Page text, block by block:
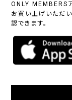
ONLY MEMBERS
お買い上げいただ
認できます。